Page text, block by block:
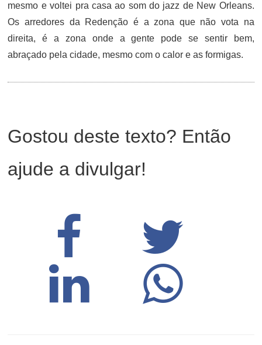
mesmo e voltei pra casa ao som do jazz de New Orleans.
Os arredores da Redenção é a zona que não vota na
direita, é a zona onde a gente pode se sentir bem,
abraçado pela cidade, mesmo com o calor e as formigas.
Gostou deste texto? Então
ajude a divulgar!